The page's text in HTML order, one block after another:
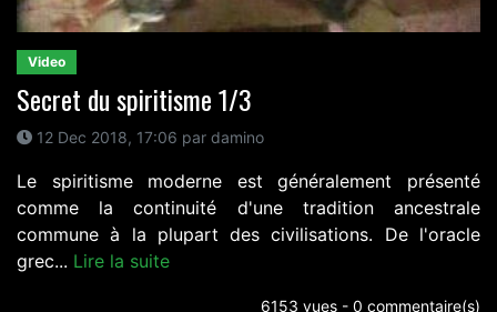
Video
Secret du spiritisme 1/3
12 Dec 2018, 17:06 par damino
Le spiritisme moderne est généralement présenté
comme la continuité d'une tradition ancestrale
commune à la plupart des civilisations. De l'oracle
grec... Lire la suite
6153 vues - 0 commentaire(s)